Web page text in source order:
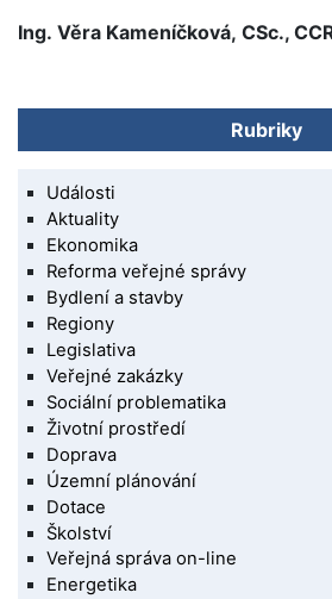
Ing. Věra Kameníčková, CSc.,
Rubriky
Události
Aktuality
Ekonomika
Reforma veřejné správy
Bydlení a stavby
Regiony
Legislativa
Veřejné zakázky
Sociální problematika
Životní prostředí
Doprava
Územní plánování
Dotace
Školství
Veřejná správa on-line
Energetika